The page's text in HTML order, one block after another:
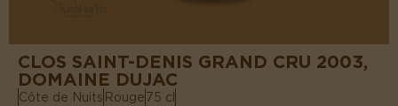
CLOS SAINT-DENIS GRAND CRU 2003,
DOMAINE DUJAC
Côte de Nuits Rouge75 cl